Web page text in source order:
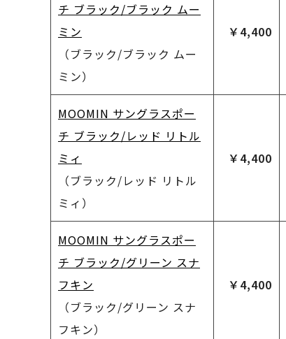
チ ブラック/ブラック ムー
ミン
（ブラック/ブラック ムー
ミン）
￥4,400
MOOMIN サングラスポー
チ ブラック/レッド リトル
ミィ
（ブラック/レッド リトル
ミィ）
￥4,400
MOOMIN サングラスポー
チ ブラック/グリーン スナ
フキン
（ブラック/グリーン スナ
フキン）
￥4,400